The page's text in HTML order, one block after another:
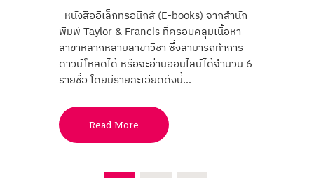
หนังสืออิเล็กทรอนิกส์ (E-books) จากสำนัก
พิมพ์ Taylor & Francis ที่ครอบคลุมเนื้อหา
สาขาหลากหลายสาขาวิชา ซึ่งสามารถทำการ
ดาวน์โหลดได้ หรือจะอ่านออนไลน์ได้จำนวน 6
รายชื่อ โดยมีรายละเอียดดังนี้…
Read More